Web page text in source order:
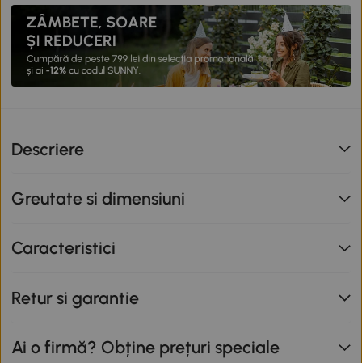
Descriere
Greutate si dimensiuni
Caracteristici
Retur si garantie
Ai o firmă? Obține prețuri speciale